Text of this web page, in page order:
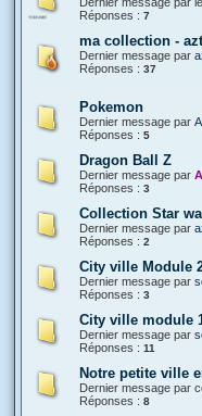
Réponses : 7
ma collection -
Dernier message par
Réponses : 37
Pokemon
Dernier message par
Réponses : 5
Dragon Ball Z
Dernier message par
Réponses : 3
Collection Star
Dernier message par
Réponses : 2
City ville Module
Dernier message par
Réponses : 3
City ville module
Dernier message par
Réponses : 11
Notre petite ville
Dernier message par
Réponses : 8